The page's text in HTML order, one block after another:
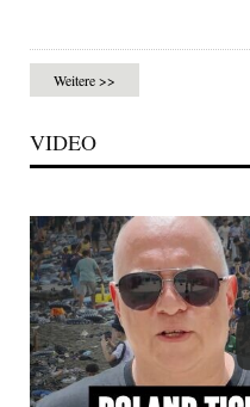
Weitere >>
VIDEO